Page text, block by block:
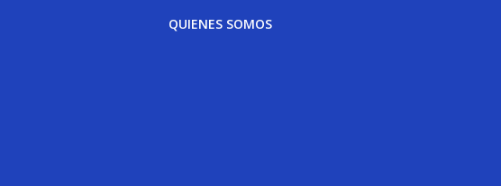
QUIENES SOMOS